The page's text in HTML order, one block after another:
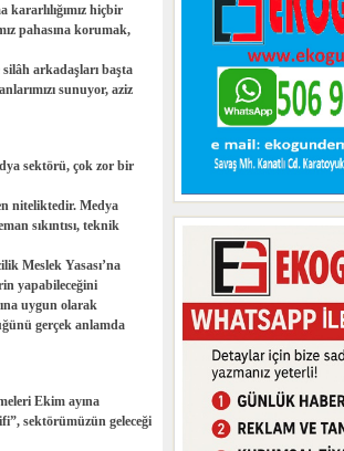
kararlılığımız hiçbir
pahasına korumak,
arkadaşları başta
sunuyor, aziz
sektörü, çok zor bir
niteliktedir. Medya
sıkıntısı, teknik
Meslek Yasası’na
yapabileceğini
uygun olarak
gerçek anlamda
Ekim ayına
sektörümüzün geleceği